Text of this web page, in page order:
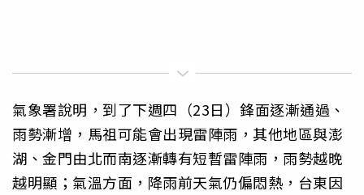
氣象署說明，到了下週四（23日）鋒面逐漸通過、
雨勢漸增，馬祖可能會出現雷陣雨，其他地區與澎
湖、金門由北而南逐漸轉有短暫雷陣雨，雨勢越晚
越明顯；氣溫方面，降雨前天氣仍偏悶熱，台東因